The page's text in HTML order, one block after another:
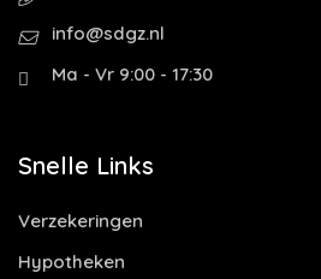
info@sdgz.nl
Ma - Vr 9:00 - 17:30
Snelle Links
Verzekeringen
Hypotheken